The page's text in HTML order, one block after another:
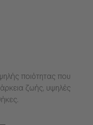
ποιότητας που
ζωής, υψηλές